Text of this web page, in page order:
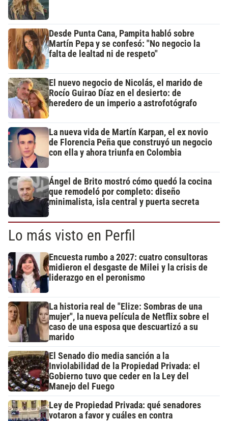
Desde Punta Cana, Pampita habló sobre
Martín Pepa y se confesó: "No negocio la
falta de lealtad ni de respeto"
El nuevo negocio de Nicolás, el marido de
Rocío Guirao Díaz en el desierto: de
heredero de un imperio a astrofotógrafo
La nueva vida de Martín Karpan, el ex novio
de Florencia Peña que construyó un negocio
con ella y ahora triunfa en Colombia
Ángel de Brito mostró cómo quedó la cocina
que remodeló por completo: diseño
minimalista, isla central y puerta secreta
Lo más visto en Perfil
Encuesta rumbo a 2027: cuatro consultoras
midieron el desgaste de Milei y la crisis de
liderazgo en el peronismo
La historia real de "Elize: Sombras de una
mujer", la nueva película de Netflix sobre el
caso de una esposa que descuartizó a su
marido
El Senado dio media sanción a la
Inviolabilidad de la Propiedad Privada: el
Gobierno tuvo que ceder en la Ley del
Manejo del Fuego
Ley de Propiedad Privada: qué senadores
votaron a favor y cuáles en contra